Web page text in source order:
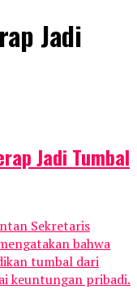
Jadi
Jadi Tumbal
Sekretaris
bahwa
tumbal dari
keuntungan pribadi.